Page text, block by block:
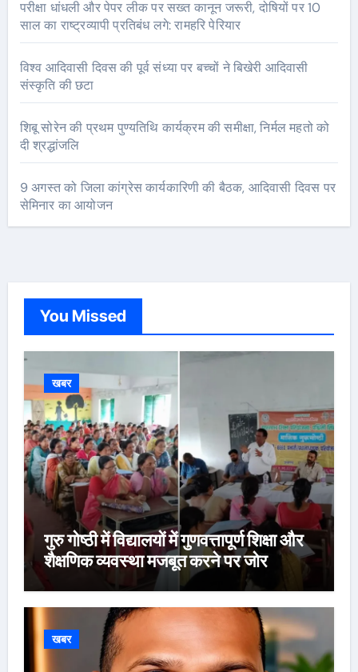
परीक्षा धांधली और पेपर लीक पर सख्त कानून जरूरी, दोषियों पर 10
साल का राष्ट्रव्यापी प्रतिबंध लगे: रामहरि पेरियार
विश्व आदिवासी दिवस की पूर्व संध्या पर बच्चों ने बिखेरी आदिवासी
संस्कृति की छटा
शिबू सोरेन की प्रथम पुण्यतिथि कार्यक्रम की समीक्षा, निर्मल महतो को
दी श्रद्धांजलि
9 अगस्त को जिला कांग्रेस कार्यकारिणी की बैठक, आदिवासी दिवस पर
सेमिनार का आयोजन
You Missed
खबर
गुरु गोष्ठी में विद्यालयों में गुणवत्तापूर्ण शिक्षा और
शैक्षणिक व्यवस्था मजबूत करने पर जोर
खबर